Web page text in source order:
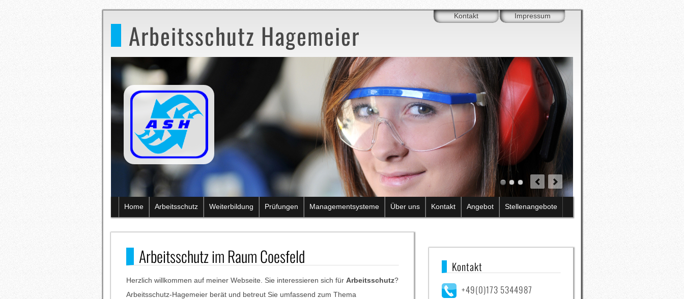
Kontakt Impressum
Arbeitsschutz Hagemeier
Home Arbeitsschutz Weiterbildung Prüfungen Managementsysteme Über uns Kontakt Angebot Stellenangebote
Arbeitsschutz im Raum Coesfeld
Herzlich willkommen auf meiner Webseite. Sie interessieren sich für Arbeitsschutz?
Arbeitsschutz-Hagemeier berät und betreut Sie umfassend zum Thema
Kontakt
+49(0)173 5344987